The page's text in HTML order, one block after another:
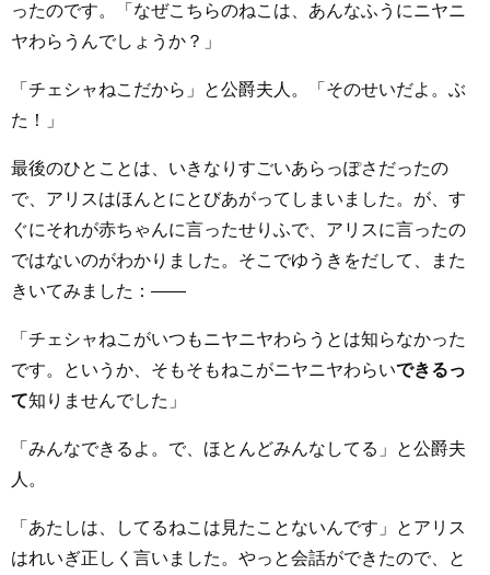
ったのです。「なぜこちらのねこは、あんなふうにニヤニ
ヤわらうんでしょうか？」
「チェシャねこだから」と公爵夫人。「そのせいだよ。ぶ
た！」
最後のひとことは、いきなりすごいあらっぽさだったの
で、アリスはほんとにとびあがってしまいました。が、す
ぐにそれが赤ちゃんに言ったせりふで、アリスに言ったの
ではないのがわかりました。そこでゆうきをだして、また
きいてみました：――
「チェシャねこがいつもニヤニヤわらうとは知らなかった
です。というか、そもそもねこがニヤニヤわらいできるっ
て知りませんでした」
「みんなできるよ。で、ほとんどみんなしてる」と公爵夫
人。
「あたしは、してるねこは見たことないんです」とアリス
はれいぎ正しく言いました。やっと会話ができたので、と